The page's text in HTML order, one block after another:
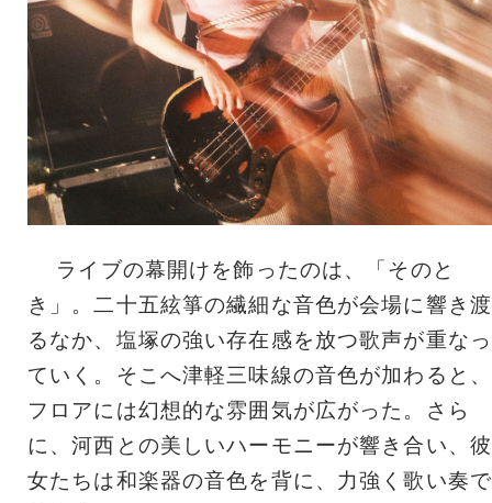
ライブの幕開けを飾ったのは、「そのと
き」。二十五絃箏の繊細な音色が会場に響き渡
るなか、塩塚の強い存在感を放つ歌声が重なっ
ていく。そこへ津軽三味線の音色が加わると、
フロアには幻想的な雰囲気が広がった。さら
に、河西との美しいハーモニーが響き合い、彼
女たちは和楽器の音色を背に、力強く歌い奏で